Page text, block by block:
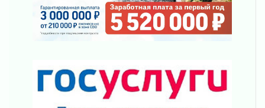
ПСК через Гослуслуги напомнит жителям
Ленинградской области о неоплаченных
счетах
районе Ленобласти
02 августа 2026
Жителям Ленобласти напомнили, как